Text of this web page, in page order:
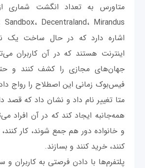
متاورس به تعداد انگشت شماری
اشاره دارد که در حال ساخت یک
اینترنت هستند که در آن کاربران
جهان‌های مجازی را کشف کنند و
فیس‌بوک زمانی این اصطلاح را رواج
متا تغییر نام داد و نشان داد که قصد
همه‌جانبه ایجاد کند که در آن افراد
و خانواده دور هم جمع شوند، کار کنند،
کنند، خرید کنند و بسازند.
پلتفرم‌ها با دادن فرصتی به کاربران و